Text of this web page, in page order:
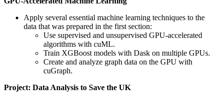
Apply several essential machine learning techniques to the
data that was prepared in the first section:
Use supervised and unsupervised GPU-accelerated
algorithms with cuML.
Train XGBoost models with Dask on multiple GPUs.
Create and analyze graph data on the GPU with
cuGraph.
Project: Data Analysis to Save the UK